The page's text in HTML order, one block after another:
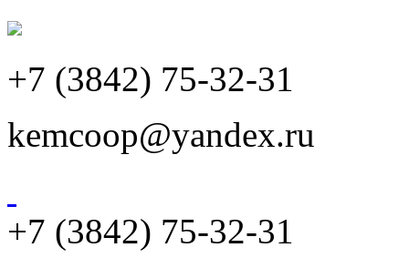
+7 (3842) 75-32-31
kemcoop@yandex.ru
+7 (3842) 75-32-31